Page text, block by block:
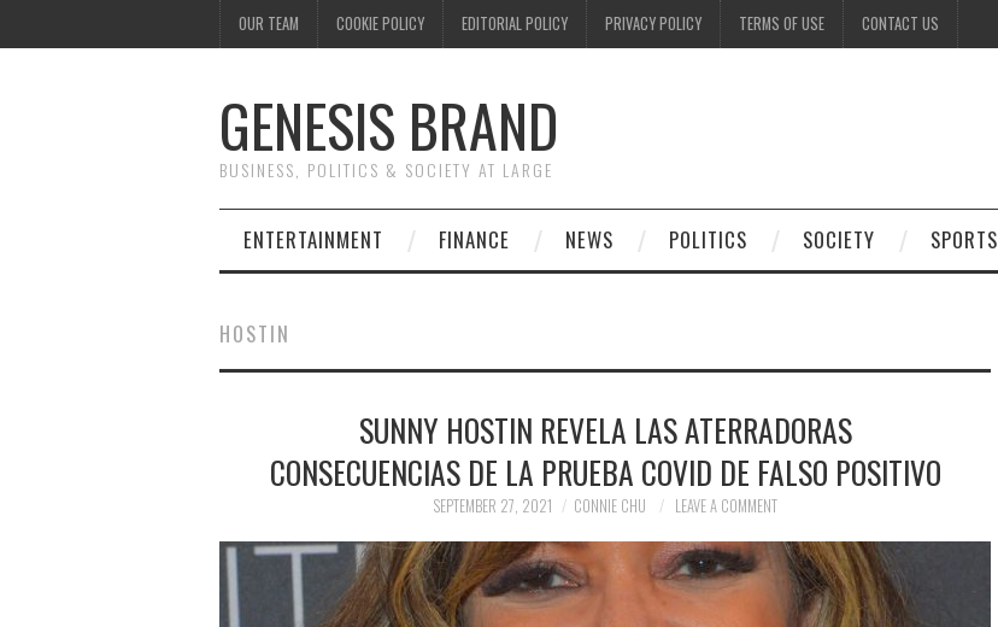
OUR TEAM COOKIE POLICY EDITORIAL POLICY PRIVACY POLICY TERMS OF USE CONTACT US
GENESIS BRAND
BUSINESS, POLITICS & SOCIETY AT LARGE
ENTERTAINMENT FINANCE NEWS POLITICS SOCIETY SPORTS
HOSTIN
SUNNY HOSTIN REVELA LAS ATERRADORAS
CONSECUENCIAS DE LA PRUEBA COVID DE FALSO POSITIVO
SEPTEMBER 27, 2021 CONNIE CHU LEAVE A COMMENT